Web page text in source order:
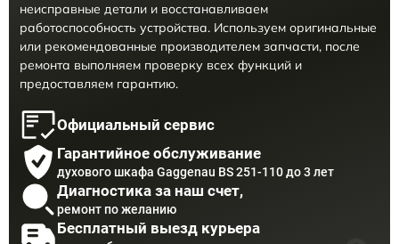
неисправные детали и восстанавливаем
работоспособность устройства. Используем оригинальные
или рекомендованные производителем запчасти, после
ремонта выполняем проверку всех функций и
предоставляем гарантию.
Официальный сервис
Гарантийное обслуживание
духового шкафа Gaggenau BS 251-110 до 3 лет
Диагностика за наш счет,
ремонт по желанию
Бесплатный выезд курьера